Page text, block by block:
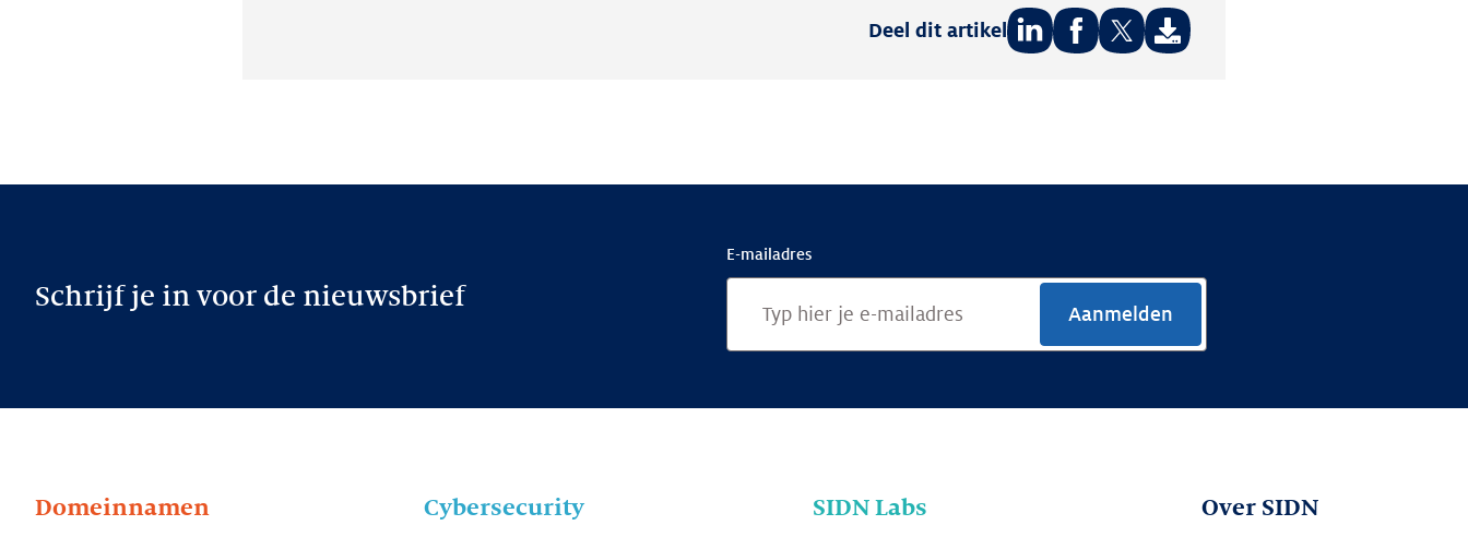
Deel dit artikel
Schrijf je in voor de nieuwsbrief
E-mailadres
Aanmelden
Domeinnamen Cybersecurity SIDN Labs Over SIDN